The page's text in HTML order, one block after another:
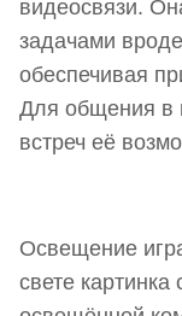
видеосвязи.
задачами
обеспечивая
Для общения в
встреч её
Освещение
свете